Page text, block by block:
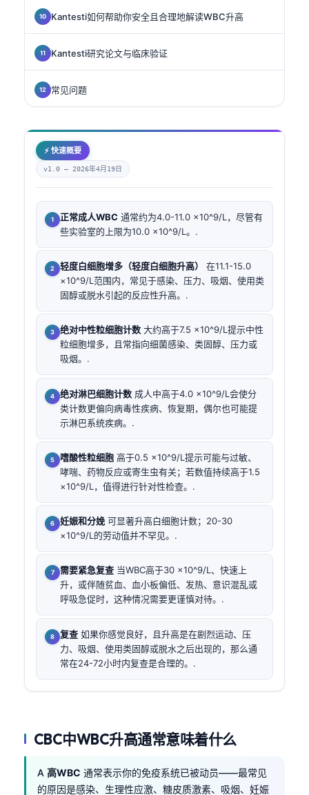
Kantesti如何帮助你安全且合理地解读WBC升高
Kantesti研究论文与临床验证
常见问题
⚡ 快速概要
v1.0 — 2026年4月19日
正常成人WBC 通常约为4.0-11.0 ×10^9/L，尽管有
些实验室的上限为10.0 ×10^9/L。.
轻度白细胞增多（轻度白细胞升高）
在11.1-15.0
×10^9/L范围内，常见于感染、压力、吸烟、使用类
固醇或脱水引起的反应性升高。.
绝对中性粒细胞计数 大约高于7.5 ×10^9/L提示中性
粒细胞增多，且常指向细菌感染、类固醇、压力或
吸烟。.
绝对淋巴细胞计数 成人中高于4.0 ×10^9/L会使分
类计数更偏向病毒性疾病、恢复期，偶尔也可能提
示淋巴系统疾病。.
嗜酸性粒细胞 高于0.5 ×10^9/L提示可能与过敏、
哮喘、药物反应或寄生虫有关；若数值持续高于1.5
×10^9/L，值得进行针对性检查。.
妊娠和分娩 可显著升高白细胞计数；20-30
×10^9/L的劳动值并不罕见。.
需要紧急复查 当WBC高于30 ×10^9/L、快速上
升，或伴随贫血、血小板偏低、发热、意识混乱或
呼吸急促时，这种情况需要更谨慎对待。.
复查 如果你感觉良好，且升高是在剧烈运动、压
力、吸烟、使用类固醇或脱水之后出现的，那么通
常在24-72小时内复查是合理的。.
CBC中WBC升高通常意味着什么
A 高WBC 通常表示你的免疫系统已被动员——最常见
的原因是感染、生理性应激、糖皮质激素、吸烟、妊娠